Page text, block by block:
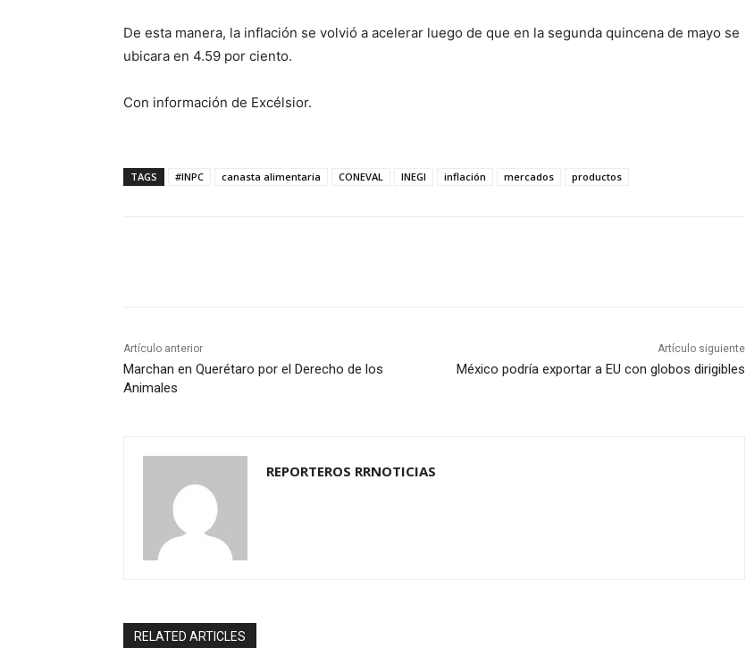
De esta manera, la inflación se volvió a acelerar luego de que en la segunda quincena de mayo se
ubicara en 4.59 por ciento.
Con información de Excélsior.
TAGS #INPC canasta alimentaria CONEVAL INEGI inflación mercados productos
Artículo anterior
Marchan en Querétaro por el Derecho de los
Animales
Artículo siguiente
México podría exportar a EU con globos dirigibles
REPORTEROS RRNOTICIAS
RELATED ARTICLES